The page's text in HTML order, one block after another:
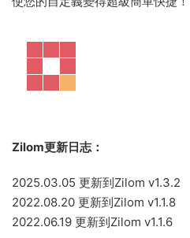
Zilom更新日志：
2025.03.05 更新到Zilom v1.3.2
2022.08.20 更新到Zilom v1.1.8
2022.06.19 更新到Zilom v1.1.6